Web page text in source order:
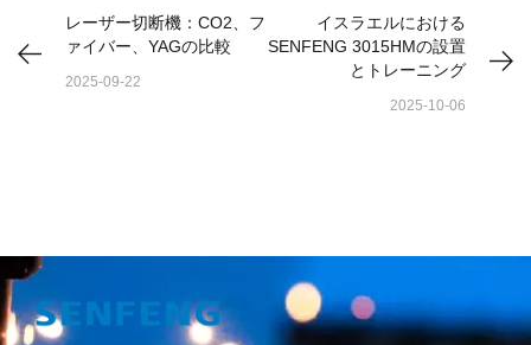
レーザー切断機：CO2、フ
ァイバー、YAGの比較
2025-09-22
イスラエルにおける
SENFENG 3015HMの設置
とトレーニング
2025-10-06